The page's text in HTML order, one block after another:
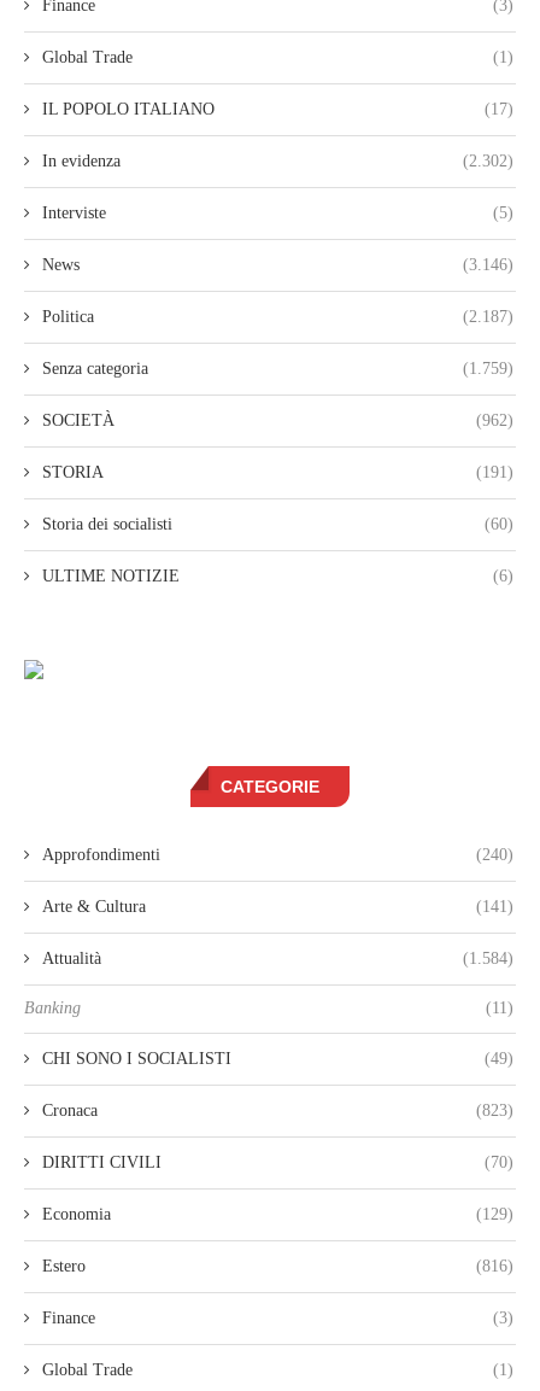
Finance (3)
Global Trade (1)
IL POPOLO ITALIANO (17)
In evidenza (2.302)
Interviste (5)
News (3.146)
Politica (2.187)
Senza categoria (1.759)
SOCIETÀ (962)
STORIA (191)
Storia dei socialisti (60)
ULTIME NOTIZIE (6)
CATEGORIE
Approfondimenti (240)
Arte & Cultura (141)
Attualità (1.584)
Banking (11)
CHI SONO I SOCIALISTI (49)
Cronaca (823)
DIRITTI CIVILI (70)
Economia (129)
Estero (816)
Finance (3)
Global Trade (1)